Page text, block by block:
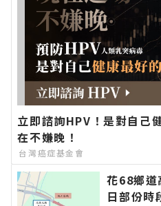
立即諮詢HPV！是對自己
在不嫌晚！
台灣癌症基金會
花68鄉
日部份